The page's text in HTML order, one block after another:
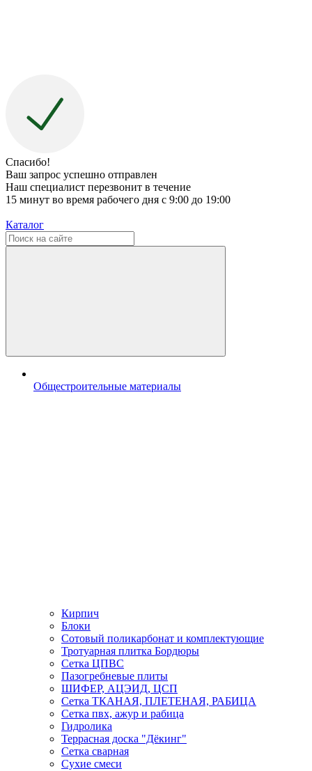
Спасибо!
Ваш запрос успешно отправлен
Наш специалист перезвонит в течение
15 минут во время рабочего дня с 9:00 до 19:00
Каталог
Общестроительные материалы
Кирпич
Блоки
Сотовый поликарбонат и комплектующие
Тротуарная плитка Бордюры
Сетка ЦПВС
Пазогребневые плиты
ШИФЕР, АЦЭИД, ЦСП
Сетка ТКАНАЯ, ПЛЕТЕНАЯ, РАБИЦА
Сетка пвх, ажур и рабица
Гидролика
Террасная доска "Дёкинг"
Сетка сварная
Сухие смеси